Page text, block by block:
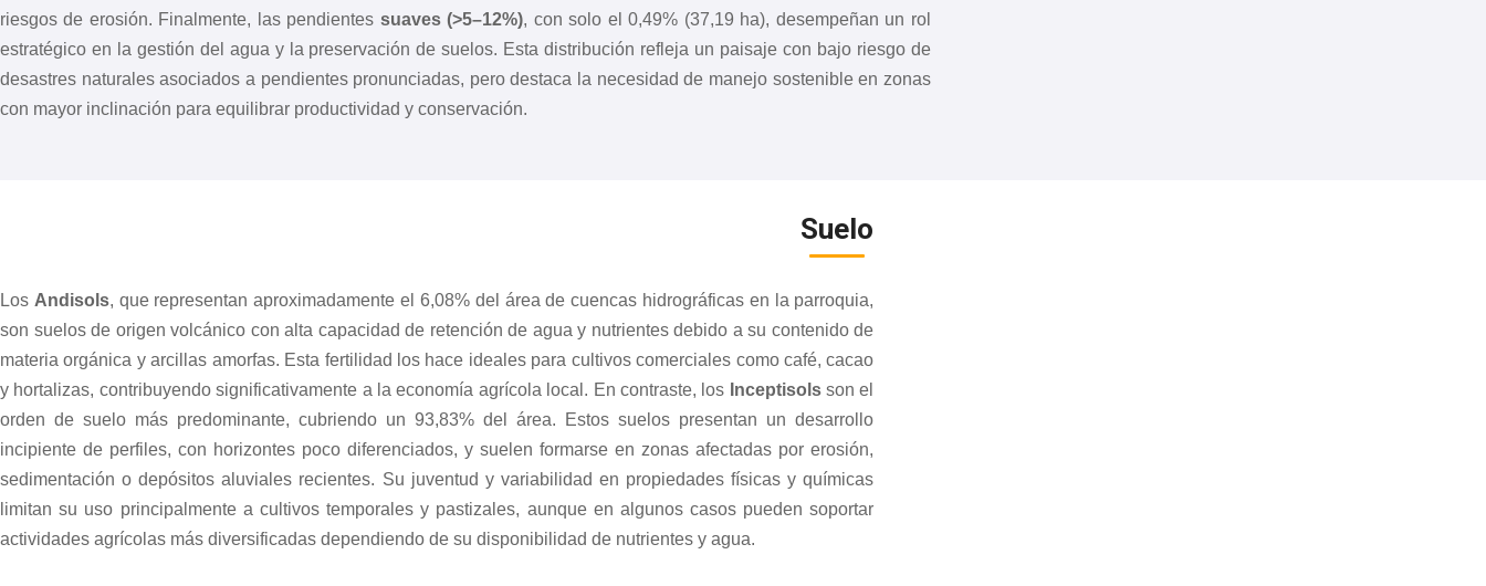
riesgos de erosión. Finalmente, las pendientes suaves (>5–12%), con solo el 0,49% (37,19 ha), desempeñan un rol
estratégico en la gestión del agua y la preservación de suelos. Esta distribución refleja un paisaje con bajo riesgo de
desastres naturales asociados a pendientes pronunciadas, pero destaca la necesidad de manejo sostenible en zonas
con mayor inclinación para equilibrar productividad y conservación.
Suelo
Los Andisols, que representan aproximadamente el 6,08% del área de cuencas hidrográficas en la parroquia,
son suelos de origen volcánico con alta capacidad de retención de agua y nutrientes debido a su contenido de
materia orgánica y arcillas amorfas. Esta fertilidad los hace ideales para cultivos comerciales como café, cacao
y hortalizas, contribuyendo significativamente a la economía agrícola local. En contraste, los Inceptisolsson el
orden de suelo más predominante, cubriendo un 93,83% del área. Estos suelos presentan un desarrollo
incipiente de perfiles, con horizontes poco diferenciados, y suelen formarse en zonas afectadas por erosión,
sedimentación o depósitos aluviales recientes. Su juventud y variabilidad en propiedades físicas y químicas
limitan su uso principalmente a cultivos temporales y pastizales, aunque en algunos casos pueden soportar
actividades agrícolas más diversificadas dependiendo de su disponibilidad de nutrientes y agua.